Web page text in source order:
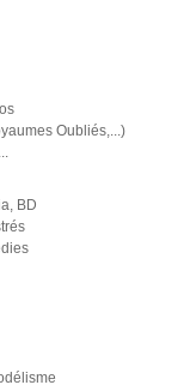
Oubliés,...)
BD